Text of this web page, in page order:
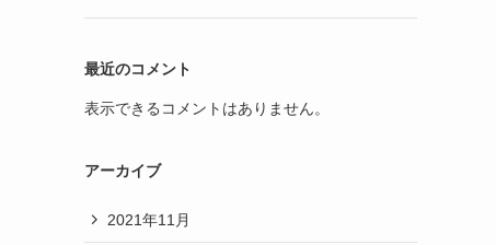
最近のコメント
表示できるコメントはありません。
アーカイブ
2021年11月